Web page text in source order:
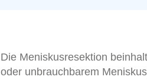
Die Meniskusresektion
oder unbrauchbarem